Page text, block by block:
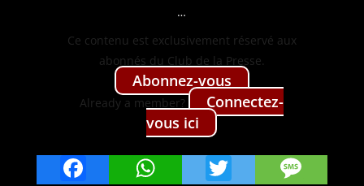
…
Ce con­tenu est exclu­sive­ment réservé aux
abon­nés du Club de la Presse.
Abon­nez-vous
Already a mem­ber?
Con­nectez-
vous ici
FacebookWhatsApp
Twitter